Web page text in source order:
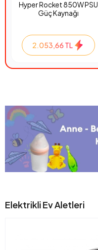
Hyper Rocket 850W PSU
Güç Kaynağı
2.053,66 TL
Elektrikli Ev Aletleri